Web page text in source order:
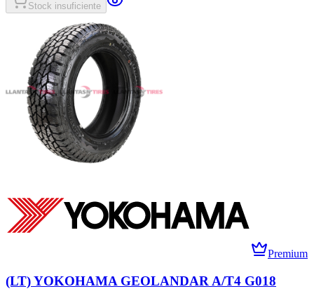
Stock insuficiente
Premium
(LT) YOKOHAMA GEOLANDAR A/T4 G018